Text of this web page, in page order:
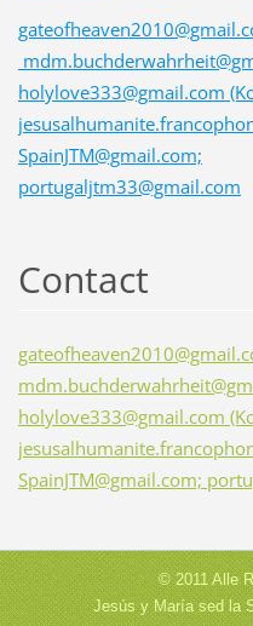
holylove333@gmail.com
SpainJTM@gmail.com;
portugaljtm33@gmail.com
Contact
holylove333@gmail.com
SpainJTM@gmail.com;
© 2011 Alle
Jesús y María sed la